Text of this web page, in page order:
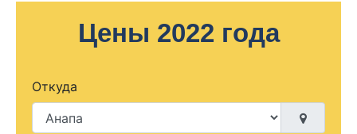
Цены 2022 года
Откуда